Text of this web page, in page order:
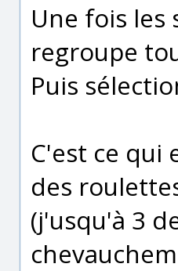
Une fois les
regroupe
Puis
C'est ce qui
des
(j'usqu'à 3